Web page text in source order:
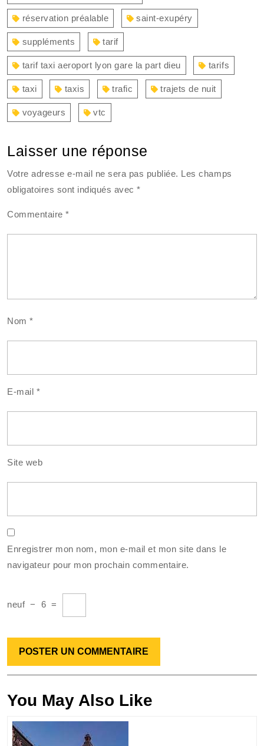
réservation préalable saint-exupéry
suppléments tarif
tarif taxi aeroport lyon gare la part dieu tarifs
taxi taxis trafic trajets de nuit
voyageurs vtc
Laisser une réponse
Votre adresse e-mail ne sera pas publiée. Les champs
obligatoires sont indiqués avec*
Commentaire*
Nom*
E-mail *
Site web
Enregistrer mon nom, mon e-mail et mon site dans le
navigateur pour mon prochain commentaire.
neuf − 6 =
You May Also Like